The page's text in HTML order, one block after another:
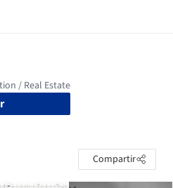
Compartir